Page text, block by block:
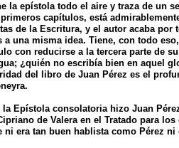
la epístola todo el aire y traza de un
capítulos, está
de la Escritura, y el autor acaba
a una misma idea. Tiene, con todo
con reducirse a la tercera parte de
¿quién no escribía bien en aquel
del libro de Juan Pérez es el
Epístola consolatoria hizo Juan
de Valera en el Tratado para
ni era tan buen hablista como Pérez